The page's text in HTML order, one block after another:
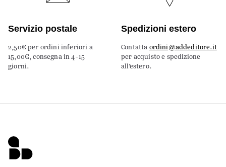
Servizio postale
2,50€ per ordini inferiori a
15,00€, consegna in 4-15
giorni.
Spedizioni estero
Contatta ordini@addeditore.it
per acquisto e spedizione
all’estero.